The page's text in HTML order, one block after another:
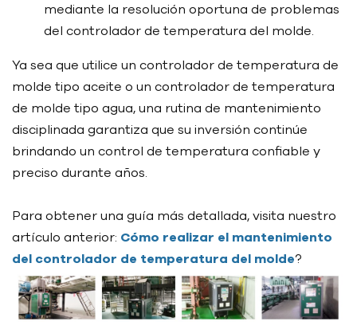
mediante la resolución oportuna de problemas
del controlador de temperatura del molde.
Ya sea que utilice un controlador de temperatura de
molde tipo aceite o un controlador de temperatura
de molde tipo agua, una rutina de mantenimiento
disciplinada garantiza que su inversión continúe
brindando un control de temperatura confiable y
preciso durante años.
Para obtener una guía más detallada, visita nuestro
artículo anterior: Cómo realizar el mantenimiento
del controlador de temperatura del molde?